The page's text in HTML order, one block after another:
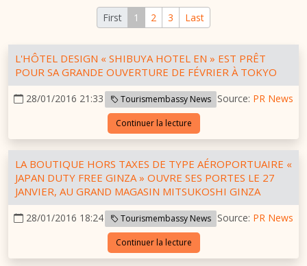
First 1 2 3 Last
L'HÔTEL DESIGN « SHIBUYA HOTEL EN » EST PRÊT
POUR SA GRANDE OUVERTURE DE FÉVRIER À TOKYO
28/01/2016 21:33 Tourismembassy News Source: PR News
Continuer la lecture
LA BOUTIQUE HORS TAXES DE TYPE AÉROPORTUAIRE «
JAPAN DUTY FREE GINZA » OUVRE SES PORTES LE 27
JANVIER, AU GRAND MAGASIN MITSUKOSHI GINZA
28/01/2016 18:24 Tourismembassy News Source: PR News
Continuer la lecture